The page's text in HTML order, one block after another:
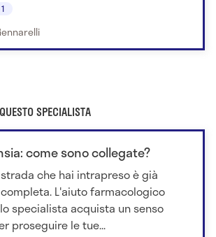
SPECIALISTA
come sono collegate?
che hai intrapreso è già
L'aiuto farmacologico
specialista acquista un senso
proseguire le tue...